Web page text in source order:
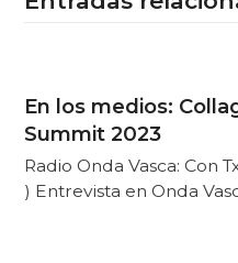
En los medios:
Summit 2023
Radio Onda Vasca: Con
) Entrevista en Onda